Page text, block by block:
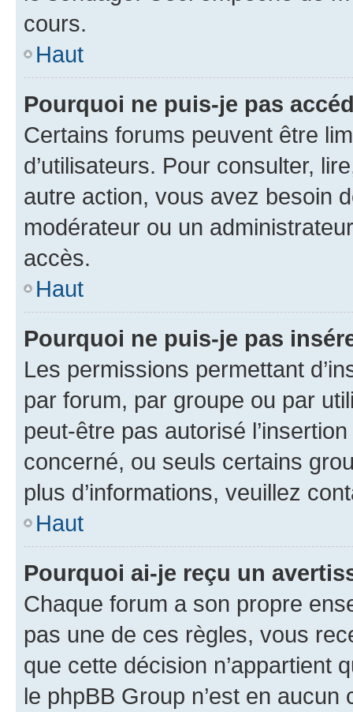
cours.
Haut
Pourquoi ne puis-je pas
Certains forums peuvent être
d’utilisateurs. Pour consulter,
autre action, vous avez besoin
modérateur ou un
accès.
Haut
Pourquoi ne puis-je pas
Les permissions permettant
par forum, par groupe ou par
peut-être pas autorisé
concerné, ou seuls certains
plus d’informations, veuillez
Haut
Pourquoi ai-je reçu un
Chaque forum a son propre
pas une de ces règles, vous
que cette décision n’appartient
le phpBB Group n’est en